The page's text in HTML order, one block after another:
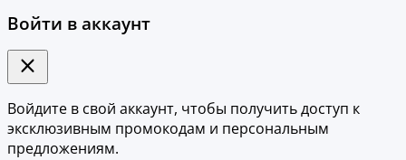
Войти в аккаунт
Войдите в свой аккаунт, чтобы получить доступ к
эксклюзивным промокодам и персональным
предложениям.